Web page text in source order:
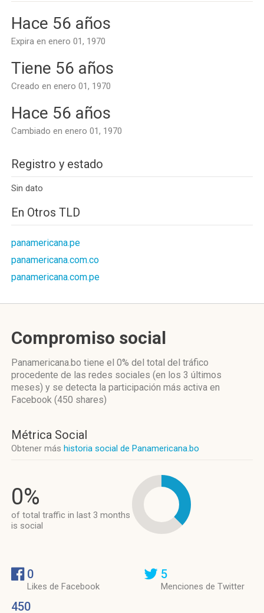
Hace 56 años
Expira en enero 01, 1970
Tiene 56 años
Creado en enero 01, 1970
Hace 56 años
Cambiado en enero 01, 1970
Registro y estado
Sin dato
En Otros TLD
panamericana.pe
panamericana.com.co
panamericana.com.pe
Compromiso social
Panamericana.bo tiene el 0% del total del tráfico
procedente de las redes sociales (en los 3 últimos
meses) y se detecta la participación más activa en
Facebook (450 shares)
Métrica Social
Obtener más historia social de Panamericana.bo
0%
of total traffic in last 3 months
is social
0
Likes de Facebook
450
5
Menciones de Twitter